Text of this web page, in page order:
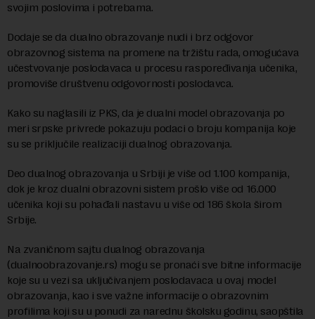
svojim poslovima i potrebama.
Dodaje se da dualno obrazovanje nudi i brz odgovor
obrazovnog sistema na promene na tržištu rada, omogućava
učestvovanje poslodavaca u procesu raspoređivanja učenika,
promoviše društvenu odgovornosti poslodavca.
Kako su naglasili iz PKS, da je dualni model obrazovanja po
meri srpske privrede pokazuju podaci o broju kompanija koje
su se priključile realizaciji dualnog obrazovanja.
Deo dualnog obrazovanja u Srbiji je više od 1.100 kompanija,
dok je kroz dualni obrazovni sistem prošlo više od 16.000
učenika koji su pohađali nastavu u više od 186 škola širom
Srbije.
Na zvaničnom sajtu dualnog obrazovanja
(dualnoobrazovanje.rs) mogu se pronaći sve bitne informacije
koje su u vezi sa uključivanjem poslodavaca u ovaj model
obrazovanja, kao i sve važne informacije o obrazovnim
profilima koji su u ponudi za narednu školsku godinu, saopštila